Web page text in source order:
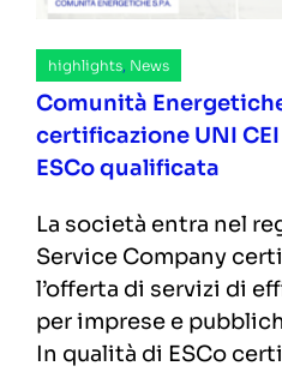
highlights, News
Comunità
certificazione UNI CEI
ESCo qualificata
La società entra nel
Service Company
l’offerta di servizi di
per imprese e
In qualità di ESCo